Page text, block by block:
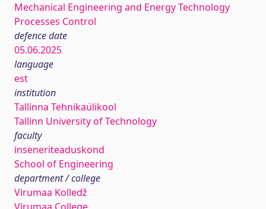
Mechanical Engineering and Energy Technology
Processes Control
defence date
05.06.2025
language
est
institution
Tallinna Tehnikaülikool
Tallinn University of Technology
faculty
inseneriteaduskond
School of Engineering
department / college
Virumaa Kolledž